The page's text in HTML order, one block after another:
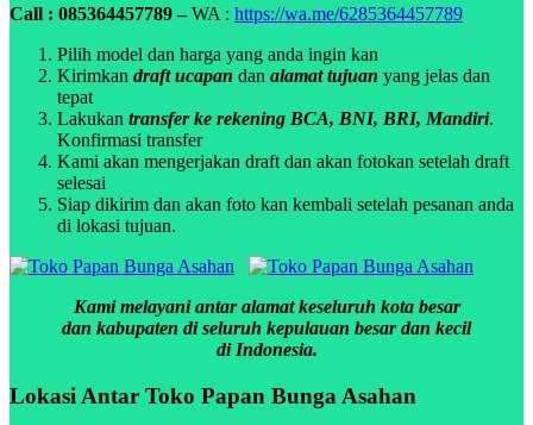
Call : 085364457789 –WA : https://wa.me/6285364457789
Pilih model dan harga yang anda ingin kan
Kirimkan draft ucapan dan alamat tujuan yang jelas dan
tepat
Lakukan transfer ke rekening BCA, BNI, BRI, Mandiri.
Konfirmasi transfer
Kami akan mengerjakan draft dan akan fotokan setelah draft
selesai
Siap dikirim dan akan foto kan kembali setelah pesanan anda
di lokasi tujuan.
Kami melayani antar alamat keseluruh kota besar
dan kabupaten di seluruh kepulauan besar dan kecil
di Indonesia.
Lokasi Antar Toko Papan Bunga Asahan